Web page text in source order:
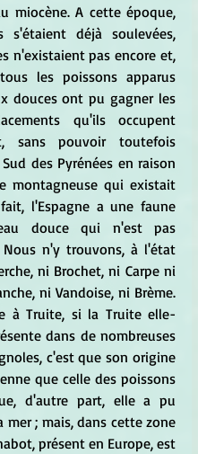
miocène. A cette époque,
s'étaient déjà soulevées,
n'existaient pas encore et,
les poissons apparus
douces ont pu gagner les
qu'ils occupent
sans pouvoir toutefois
des Pyrénées en raison
montagneuse qui existait
l'Espagne a une faune
douce qui n'est pas
Nous n'y trouvons, à l'état
ni Brochet, ni Carpe ni
ni Vandoise, ni Brème.
à Truite, si la Truite elle-
dans de nombreuses
c'est que son origine
que celle des poissons
d'autre part, elle a pu
mer ; mais, dans cette zone
présent en Europe, est